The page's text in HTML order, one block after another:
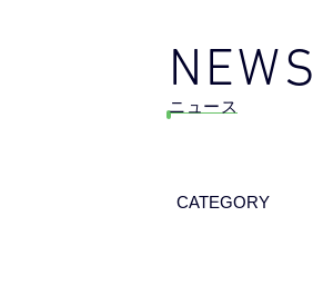
NEWS
ニュース
CATEGORY